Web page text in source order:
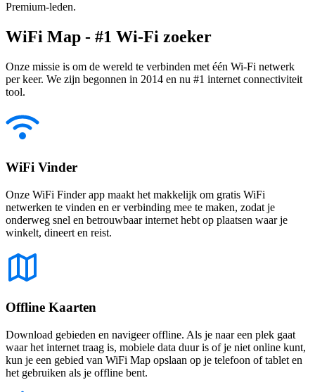
Premium-leden.
WiFi Map - #1 Wi-Fi zoeker
Onze missie is om de wereld te verbinden met één Wi-Fi netwerk
per keer. We zijn begonnen in 2014 en nu #1 internet connectiviteit
tool.
WiFi Vinder
Onze WiFi Finder app maakt het makkelijk om gratis WiFi
netwerken te vinden en er verbinding mee te maken, zodat je
onderweg snel en betrouwbaar internet hebt op plaatsen waar je
winkelt, dineert en reist.
Offline Kaarten
Download gebieden en navigeer offline. Als je naar een plek gaat
waar het internet traag is, mobiele data duur is of je niet online kunt,
kun je een gebied van WiFi Map opslaan op je telefoon of tablet en
het gebruiken als je offline bent.